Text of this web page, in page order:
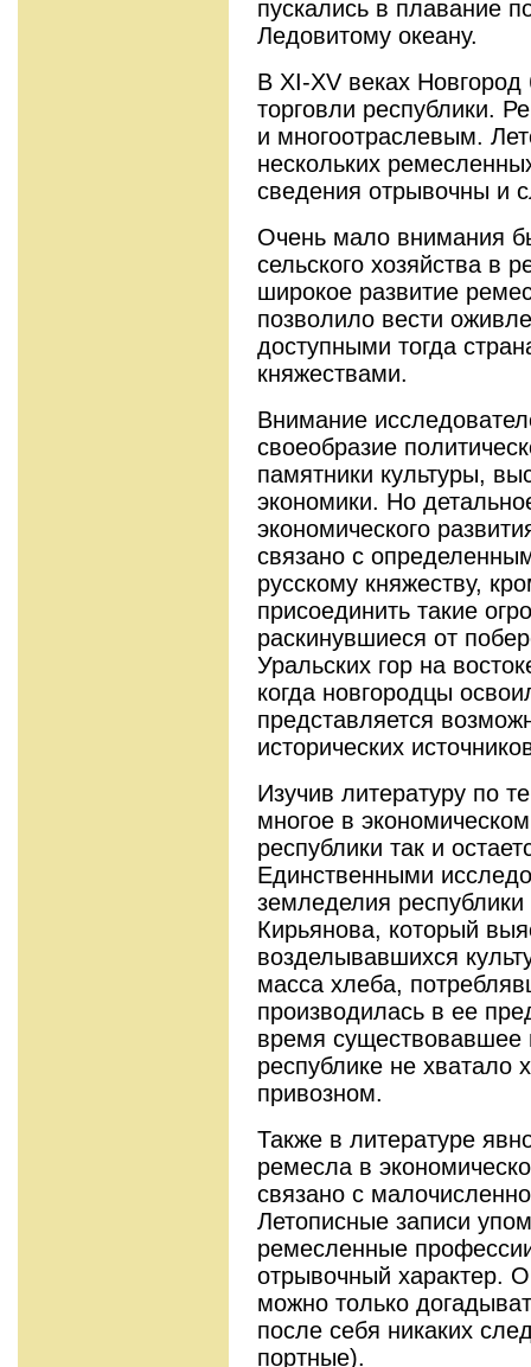
пускались в плавание
Ледовитому океану.
В XI-XV веках
торговли республики.
и многоотраслевым.
нескольких
сведения отрывочны и
Очень мало внимания
сельского хозяйства в
широкое развитие
позволило вести
доступными тогда
княжествами.
Внимание
своеобразие
памятники культуры,
экономики. Но
экономического
связано с
русскому княжеству,
присоединить такие
раскинувшиеся от
Уральских гор на
когда новгородцы
представляется
исторических
Изучив литературу по
многое в
республики так и
Единственными
земледелия
Кирьянова, который
возделывавшихся
масса хлеба,
производилась в ее
время существовавшее
республике не хватало
привозном.
Также в литературе
ремесла в
связано с
Летописные записи
ремесленные
отрывочный характер.
можно только
после себя никаких
портные).